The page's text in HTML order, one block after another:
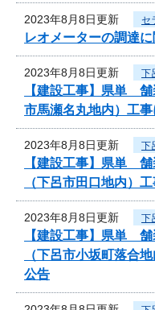
2023年8月8日更新 セ
レオメーターの調達
2023年8月8日更新 下
【建設工事】県単
市馬瀬名丸地内）工
2023年8月8日更新 下
【建設工事】県単
（下呂市田口地内）
2023年8月8日更新 下
【建設工事】県単
（下呂市小坂町落合
公告